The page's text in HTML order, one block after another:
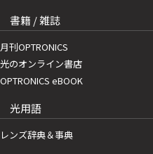
書籍 / 雑誌
月刊OPTRONICS
光のオンライン書店
OPTRONICS eBOOK
光用語
レンズ辞典＆事典